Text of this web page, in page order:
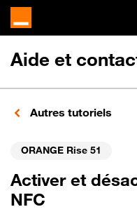
Aide et
Autres tutoriels
ORANGE Rise 51
Activer et
NFC